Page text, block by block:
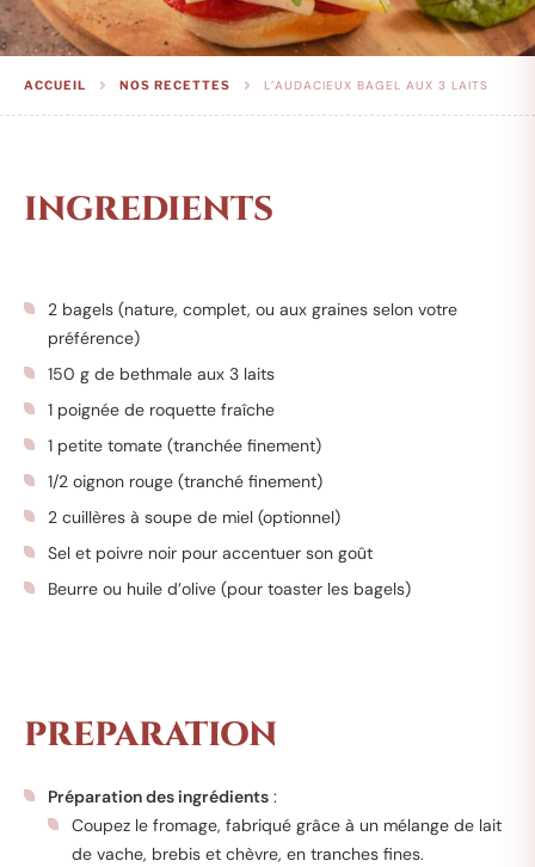
ACCUEIL NOS RECETTES L’AUDACIEUX BAGEL AUX 3 LAITS
INGREDIENTS
2 bagels (nature, complet, ou aux graines selon votre
préférence)
150 g de bethmale aux 3 laits
1 poignée de roquette fraîche
1 petite tomate (tranchée finement)
1/2 oignon rouge (tranché finement)
2 cuillères à soupe de miel (optionnel)
Sel et poivre noir pour accentuer son goût
Beurre ou huile d’olive (pour toaster les bagels)
PREPARATION
Préparation des ingrédients :
Coupez le fromage, fabriqué grâce à un mélange de lait
de vache, brebis et chèvre, en tranches fines.